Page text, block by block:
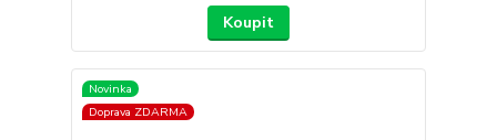
Koupit
Novinka
Doprava ZDARMA